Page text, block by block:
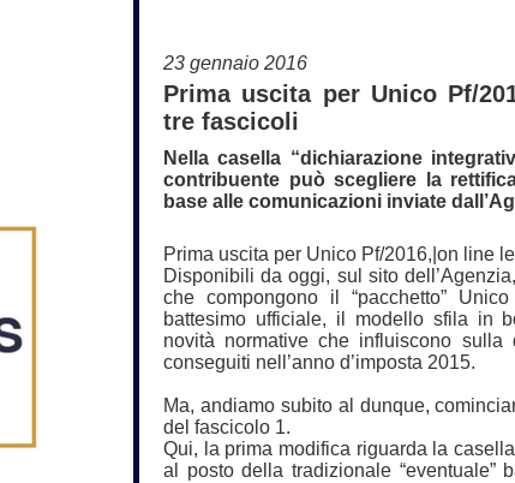
23 gennaio 2016
Prima uscita per Unico Pf/
tre fascicoli
Nella casella “dichiarazione
contribuente può scegliere la
base alle comunicazioni inviate
Prima uscita per Unico Pf/2016,|on line
Disponibili da oggi, sul sito
che compongono il “pacchetto”
battesimo ufficiale, il modello sfila in
novità normative che influiscono sulla
conseguiti nell’anno d’imposta 2015.
Ma, andiamo subito al dunque,
del fascicolo 1.
Qui, la prima modifica riguarda la
al posto della tradizionale “eventuale”